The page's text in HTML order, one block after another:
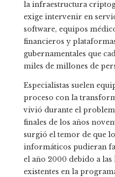
la infraestructura
exige intervenir en
software, equipos
financieros y
gubernamentales que
miles de millones de
Especialistas suelen
proceso con la
vivió durante el
finales de los años
surgió el temor de que
informáticos pudieran
el año 2000 debido a
existentes en la